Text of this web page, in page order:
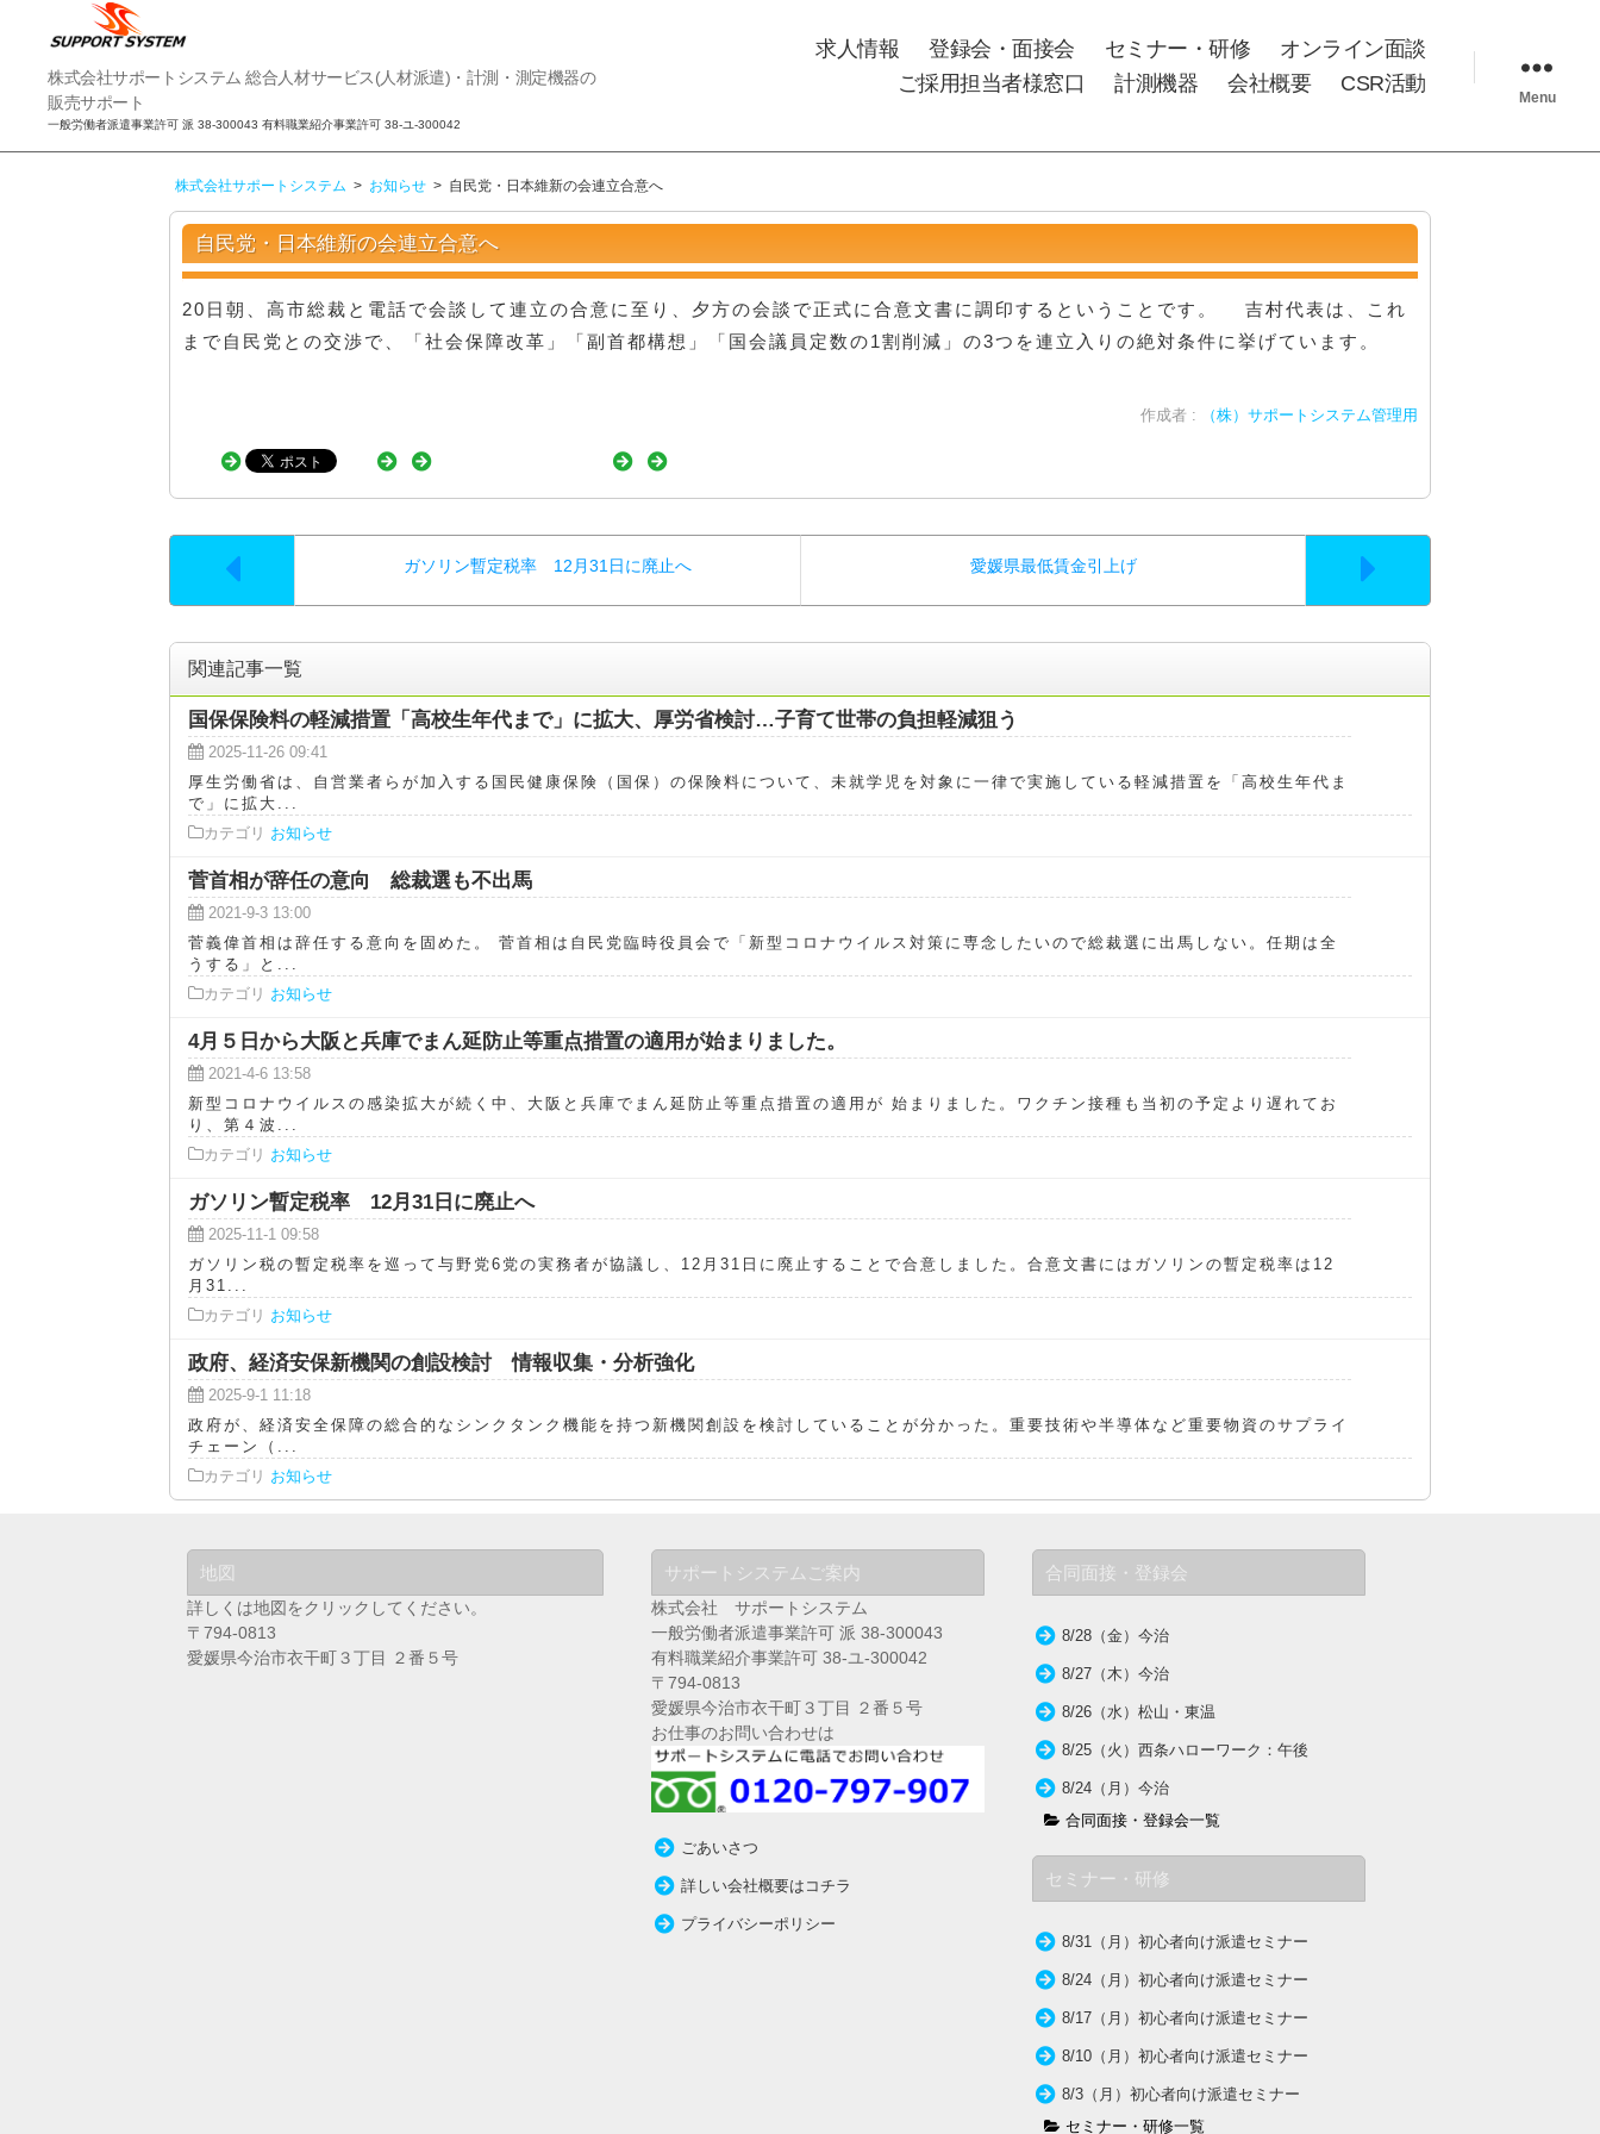
式
会
株式会社サポートシステム 総合人材サービス(人材派遣)・計測・測定機器の
販売サポート
一般労働者派遣事業許可 派 38-300043 有料職業紹介事業許可 38-ユ-300042
求人情報 登録会・面接会 セミナー・研修
オンライン面談
ご採用担当者様窓口
計測機器 会社概要 CSR活動
Menu
株式会社サポートシステム > お知らせ > 自民党・日本維新の会連立合意へ
自民党・日本維新の会連立合意へ
20日朝、高市総裁と電話で会談して連立の合意に至り、夕方の会談で正式に合意文書に調印するということです。 吉村代表は、これ
まで自民党との交渉で、「社会保障改革」「副首都構想」「国会議員定数の1割削減」の3つを連立入りの絶対条件に挙げています。
作成者 : （株）サポートシステム管理用
ガソリン暫定税率 12月31日に廃止へ 愛媛県最低賃金引上げ
関連記事一覧
国保保険料の軽減措置「高校生年代まで」に拡大、厚労省検討…子育て世帯の負担軽減狙う
2025-11-26 09:41
厚生労働省は、自営業者らが加入する国民健康保険（国保）の保険料について、未就学児を対象に一律で実施している軽減措置を「高校生年代ま
で」に拡大...
カテゴリ お知らせ
菅首相が辞任の意向 総裁選も不出馬
2021-9-3 13:00
菅義偉首相は辞任する意向を固めた。 菅首相は自民党臨時役員会で「新型コロナウイルス対策に専念したいので総裁選に出馬しない。任期は全
うする」と...
カテゴリ お知らせ
4月５日から大阪と兵庫でまん延防止等重点措置の適用が始まりました。
2021-4-6 13:58
新型コロナウイルスの感染拡大が続く中、大阪と兵庫でまん延防止等重点措置の適用が 始まりました。ワクチン接種も当初の予定より遅れてお
り、第４波...
カテゴリ お知らせ
ガソリン暫定税率 12月31日に廃止へ
2025-11-1 09:58
ガソリン税の暫定税率を巡って与野党6党の実務者が協議し、12月31日に廃止することで合意しました。合意文書にはガソリンの暫定税率は12
月31...
カテゴリ お知らせ
政府、経済安保新機関の創設検討 情報収集・分析強化
2025-9-1 11:18
政府が、経済安全保障の総合的なシンクタンク機能を持つ新機関創設を検討していることが分かった。重要技術や半導体など重要物資のサプライ
チェーン（...
カテゴリ お知らせ
地図
詳しくは地図をクリックしてください。
〒794-0813
愛媛県今治市衣干町３丁目 ２番５号
サポートシステムご案内
株式会社 サポートシステム
一般労働者派遣事業許可 派 38-300043
有料職業紹介事業許可 38-ユ-300042
〒794-0813
愛媛県今治市衣干町３丁目 ２番５号
お仕事のお問い合わせは
ごあいさつ
詳しい会社概要はコチラ
プライバシーポリシー
合同面接・登録会
8/28（金）今治
8/27（木）今治
8/26（水）松山・東温
8/25（火）西条ハローワーク：午後
8/24（月）今治
合同面接・登録会一覧
セミナー・研修
8/31（月）初心者向け派遣セミナー
8/24（月）初心者向け派遣セミナー
8/17（月）初心者向け派遣セミナー
8/10（月）初心者向け派遣セミナー
8/3（月）初心者向け派遣セミナー
セミナー・研修一覧